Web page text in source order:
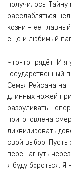
получилось. Тайну
расслабляться
козни – её
ещё и любимый
Что-то грядёт. И я
Государственный
Семья Рейсана на
длинных ножей
разруливать.
приготовлена
ликвидировать
свой выбор. Пусть
перешагнуть
я буду бороться. Я